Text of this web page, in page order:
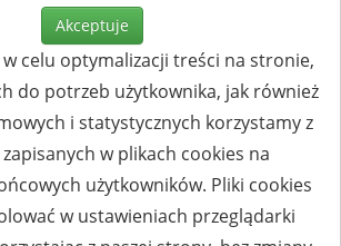
Akceptuje
celu optymalizacji treści na stronie,
do potrzeb użytkownika, jak również
i statystycznych korzystamy z
w plikach cookies na
użytkowników. Pliki cookies
w ustawieniach przeglądarki